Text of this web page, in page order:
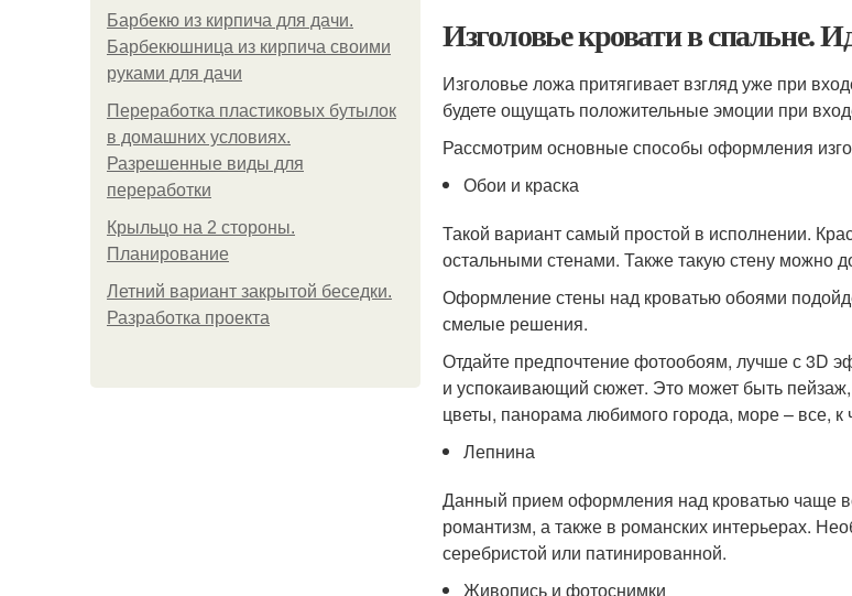
Барбекю из кирпича для дачи.
Барбекюшница из кирпича своими
руками для дачи
Переработка пластиковых бутылок
в домашних условиях.
Разрешенные виды для
переработки
Крыльцо на 2 стороны.
Планирование
Летний вариант закрытой беседки.
Разработка проекта
Изголовье кровати в спальне.
Изголовье ложа притягивает взгляд уже при
будете ощущать положительные эмоции при
Рассмотрим основные способы оформления
Обои и краска
Такой вариант самый простой в исполнении.
остальными стенами. Также такую стену можно
Оформление стены над кроватью обоями
смелые решения.
Отдайте предпочтение фотообоям, лучше с 3D
и успокаивающий сюжет. Это может быть
цветы, панорама любимого города, море – все,
Лепнина
Данный прием оформления над кроватью чаще
романтизм, а также в романских интерьерах.
серебристой или патинированной.
Живопись и фотоснимки